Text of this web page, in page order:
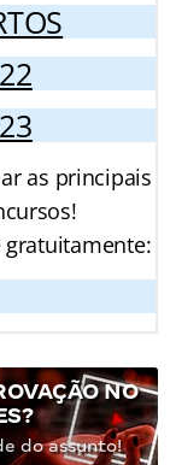
as principais
gratuitamente:
NO
do assunto!